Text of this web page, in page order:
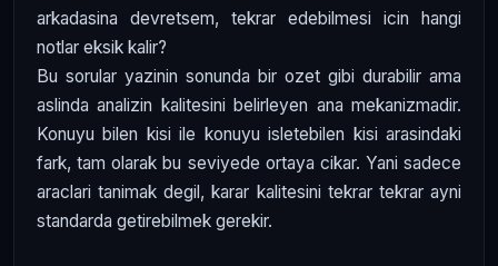
arkadasina devretsem, tekrar edebilmesi icin hangi
notlar eksik kalir?
Bu sorular yazinin sonunda bir ozet gibi durabilir ama
aslinda analizin kalitesini belirleyen ana mekanizmadir.
Konuyu bilen kisi ile konuyu isletebilen kisi arasindaki
fark, tam olarak bu seviyede ortaya cikar. Yani sadece
araclari tanimak degil, karar kalitesini tekrar tekrar ayni
standarda getirebilmek gerekir.